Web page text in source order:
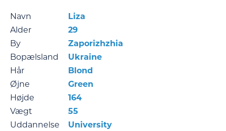
Navn
Liza
Alder
29
By
Zaporizhzhia
Bopælsland
Ukraine
Hår
Blond
Øjne
Green
Højde
164
Vægt
55
Uddannelse
University